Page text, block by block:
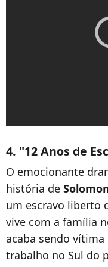
4. "12 Anos de
O emocionante
história de
um escravo liberto
vive com a família
acaba sendo
trabalho no Sul do